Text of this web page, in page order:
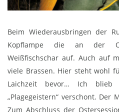
Beim Wiederausbringen der
Kopflampe die an der
Weißfischschar auf. Auch auf
viele Brassen. Hier steht wohl
Laichzeit bevor… Ich blieb
„Plagegeistern“ verschont. Der
Zum Abschluss der